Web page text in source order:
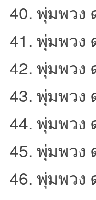
40. พุ่มพวง
41. พุ่มพวง
42. พุ่มพวง
43. พุ่มพวง
44. พุ่มพวง
45. พุ่มพวง
46. พุ่มพวง